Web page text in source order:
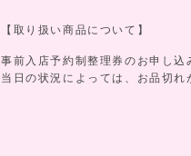
【取り扱い商品について】
事前入店予約制整理券のお申し込
当日の状況によっては、お品切